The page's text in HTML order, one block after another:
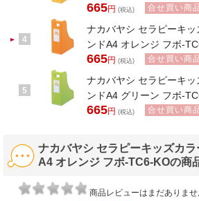
665円 (税込) 合せ買い商
4
ナカバヤシ セラピーキ
ンドA4 オレンジ フボ-
665円 (税込) 合せ買い商
5
ナカバヤシ セラピーキ
ンドA4 グリーン フボ-
665円 (税込) 合せ買い商
ナカバヤシ セラピーキッズカ
A4 オレンジ フボ-TC6-KOの商
商品レビューはまだありませ